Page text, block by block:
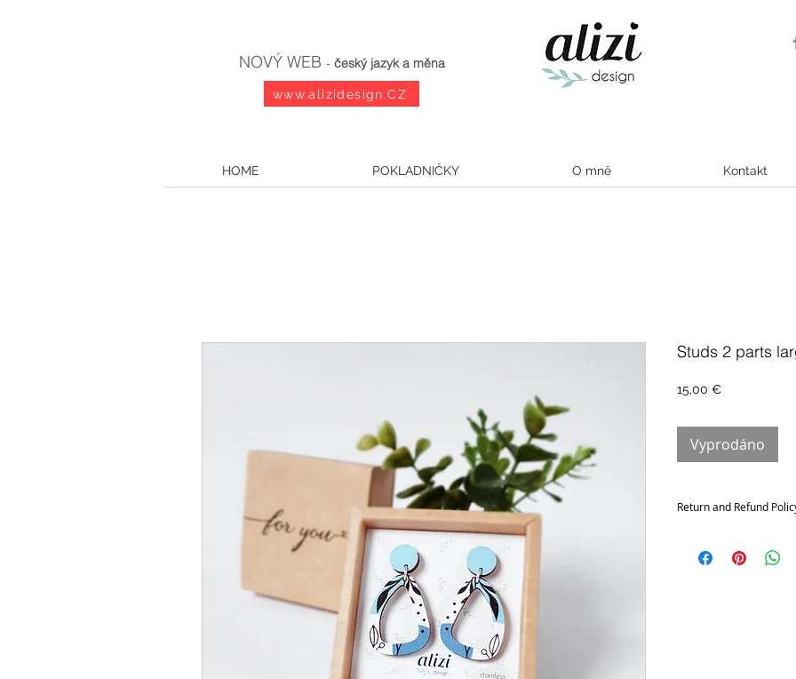
NOVÝ WEB - český jazyk a měna
www.alizidesign.CZ
HOME POKLADNIČKY O mně Kontakt
Studs 2 parts
15,00 €Cena
Vyprodáno
Return and Refund
Contact me within: 14